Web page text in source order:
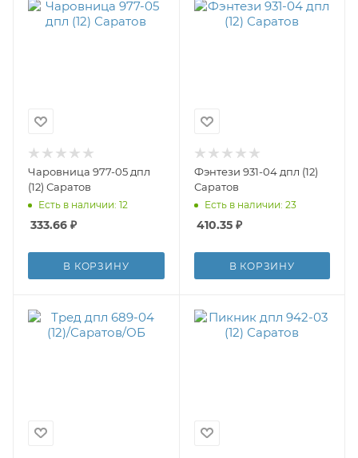
Чаровница 977-05 дпл
(12) Саратов
Есть в наличии: 12
333.66 ₽
В КОРЗИНУ
Фэнтези 931-04 дпл (12)
Саратов
Есть в наличии: 23
410.35₽
В КОРЗИНУ